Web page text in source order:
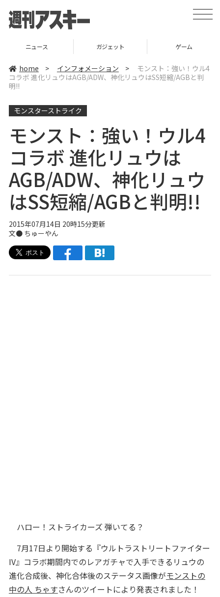
t
o
v
i
ニュース ガジェット ゲーム
home > インフォメーション >
モンスト：強い！ウル4
コラボ 進化リュウはAGB/ADW、神化リュウはSS短縮/AGBと判
明!!
モンスターストライク
モンスト：強い！ウル4
コラボ 進化リュウは
AGB/ADW、神化リュウ
はSS短縮/AGBと判明!!
2015年07月14日 20時15分更新
文● ちゅーやん
ハロー！ストライカーズ 弾いてる？
7月17日より開始する『ウルトラストリートファイター
IV』コラボ期間内でのレアガチャで入手できるリュウの
進化合成後、神化合体後のステータス画像がモンストの
中の人 ちゃすさんのツイートにより発表されました！